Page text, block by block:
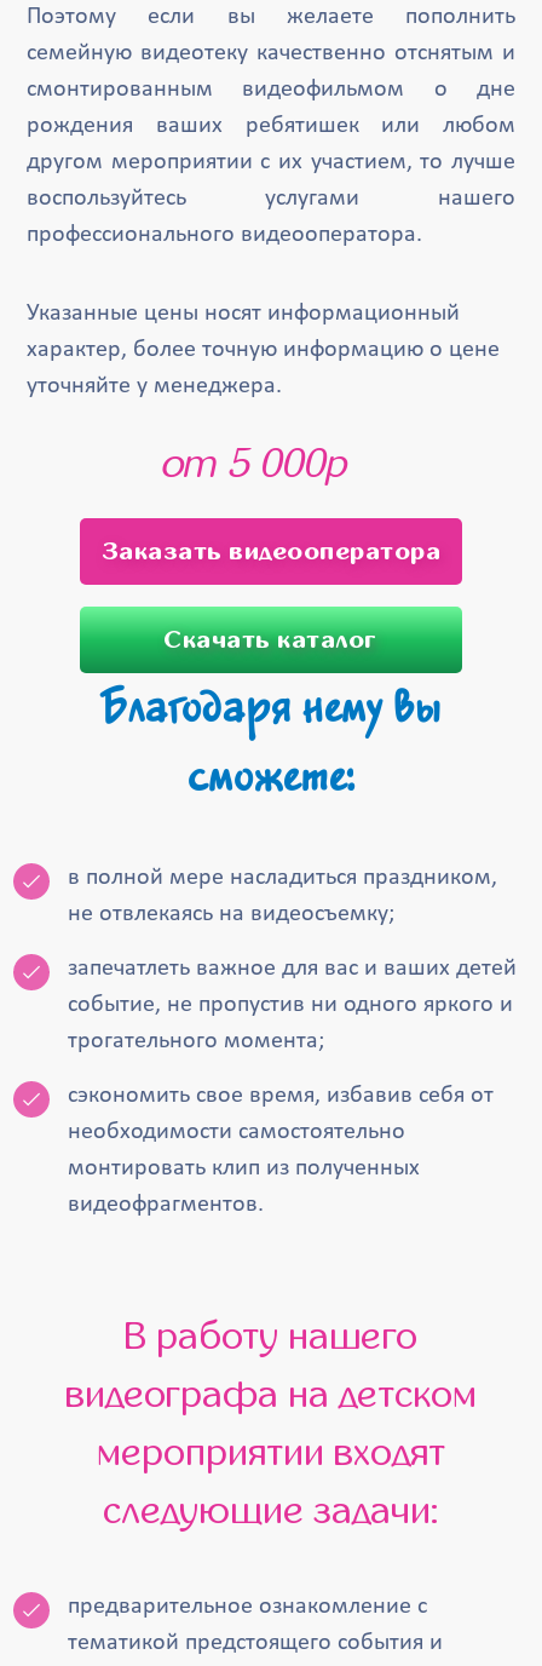
Поэтому если вы желаете пополнить
семейную видеотеку качественно отснятым и
смонтированным видеофильмом о дне
рождения ваших ребятишек или любом
другом мероприятии с их участием, то лучше
воспользуйтесь услугами нашего
профессионального видеооператора.
Указанные цены носят информационный
характер, более точную информацию о цене
уточняйте у менеджера.
от 5 000р
Заказать видеооператора
Скачать каталог
Благодаря нему вы
сможете:
в полной мере насладиться праздником,
не отвлекаясь на видеосъемку;
запечатлеть важное для вас и ваших детей
событие, не пропустив ни одного яркого и
трогательного момента;
сэкономить свое время, избавив себя от
необходимости самостоятельно
монтировать клип из полученных
видеофрагментов.
В работу нашего
видеографа на детском
мероприятии входят
следующие задачи:
предварительное ознакомление с
тематикой предстоящего события и